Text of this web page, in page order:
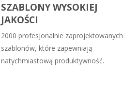
SZABLONY WYSOKIEJ
JAKOŚCI
2000 profesjonalnie zaprojektowanych
szablonów, które zapewniają
natychmiastową produktywność.